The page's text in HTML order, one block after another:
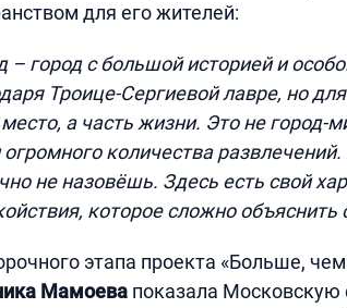
для его жителей:
– город с большой историей и
Троице-Сергиевой лавре, но
а часть жизни. Это не город-
количества
не назовёшь. Здесь есть свой
которое сложно объяснить
этапа проекта «Больше,
Мамоевапоказала Московскую